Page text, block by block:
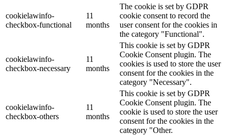
cookielawinfo-
checkbox-functional
11
months
The cookie is set by GDPR
cookie consent to record the
user consent for the cookies in
the category "Functional".
cookielawinfo-
checkbox-necessary
11
months
This cookie is set by GDPR
Cookie Consent plugin. The
cookies is used to store the user
consent for the cookies in the
category "Necessary".
cookielawinfo-
checkbox-others
11
months
This cookie is set by GDPR
Cookie Consent plugin. The
cookie is used to store the user
consent for the cookies in the
category "Other.